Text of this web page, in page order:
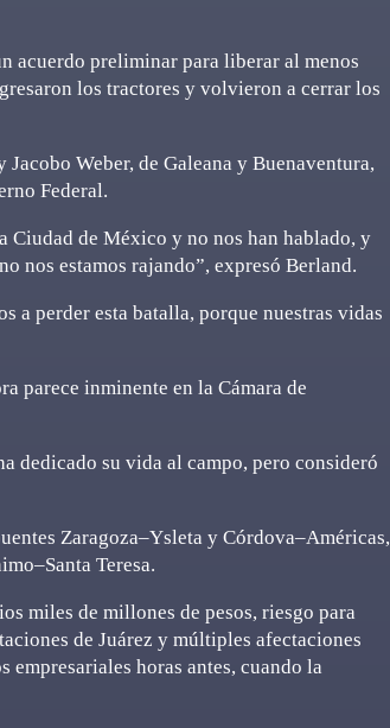
acuerdo preliminar para liberar al menos
los tractores y volvieron a cerrar los
Weber, de Galeana y Buenaventura,
Federal.
Ciudad de México y no nos han hablado, y
nos estamos rajando”, expresó Berland.
a perder esta batalla, porque nuestras vidas
parece inminente en la Cámara de
dedicado su vida al campo, pero consideró
Zaragoza–Ysleta y Córdova–Américas,
Teresa.
miles de millones de pesos, riesgo para
de Juárez y múltiples afectaciones
horas antes, cuando la